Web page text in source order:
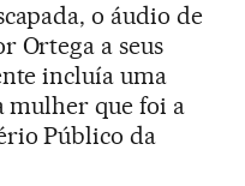
o áudio de
Ortega a seus
incluía uma
mulher que foi a
Público da